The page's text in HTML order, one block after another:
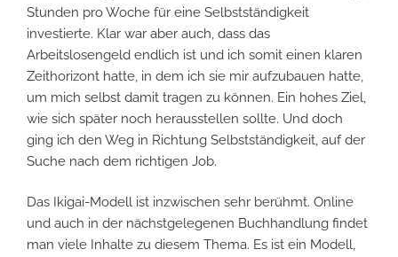
Stunden pro Woche für eine Selbstständigkeit
investierte. Klar war aber auch, dass das
Arbeitslosengeld endlich ist und ich somit einen klaren
Zeithorizont hatte, in dem ich sie mir aufzubauen hatte,
um mich selbst damit tragen zu können. Ein hohes Ziel,
wie sich später noch herausstellen sollte. Und doch
ging ich den Weg in Richtung Selbstständigkeit, auf der
Suche nach dem richtigen Job.
Das Ikigai-Modell ist inzwischen sehr berühmt. Online
und auch in der nächstgelegenen Buchhandlung findet
man viele Inhalte zu diesem Thema. Es ist ein Modell,